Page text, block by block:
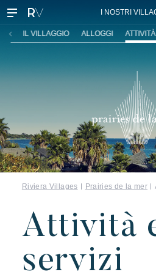
I NOSTRI
I nostri
IL VILLAGGIO ALLOGGI
Riviera Villages Prairies de la mer
Attività
servizi